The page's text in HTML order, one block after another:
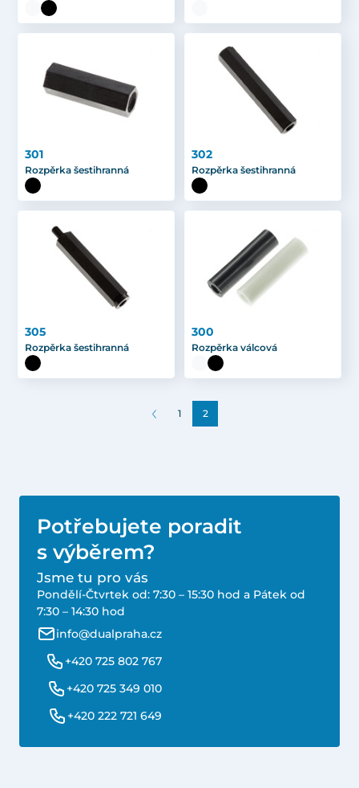
301
Rozpěrka šestihranná
302
Rozpěrka šestihranná
305
Rozpěrka šestihranná
300
Rozpěrka válcová
1 2
Potřebujete poradit
s výběrem?
Jsme tu pro vás
Pondělí-Čtvrtek od: 7:30 – 15:30 hod a Pátek od
7:30 – 14:30 hod
info@dualpraha.cz
+420 725 802 767
+420 725 349 010
+420 222 721 649